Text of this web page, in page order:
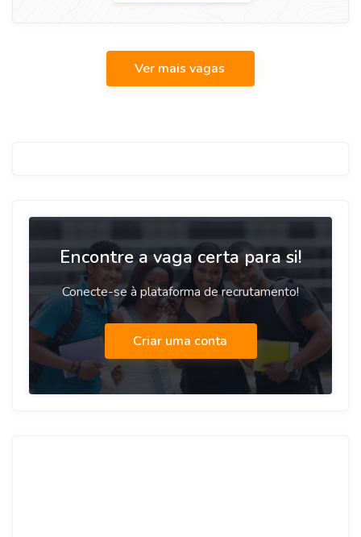
Ver mais vagas
Encontre a vaga certa para si!
Conecte-se à plataforma de recrutamento!
Criar uma conta